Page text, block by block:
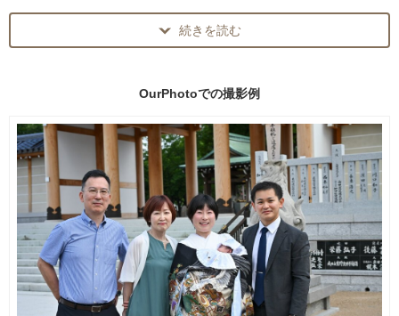
これまで関西の神社を中心に、七五三・お宮参りの出張撮影を多数
担当してきました。
・西宮神社（西宮えびす）
・生田神社（神戸）
・湊川神社（神戸）
・中山寺（宝塚）
七五三当日は、
「どこで撮影したら綺麗に残るのか」
「子どもが疲れない進め方は？」
「家族写真の並び方は？」
など、不安になることも多いと思います。
テレビ番組『幸せ！ボンビーガール』写真素材採用実績あり。
「当日は、ついてくるだけ。」
初めてのお宮参りや七五三では、
「どこで撮影したらいいのか分からない」
「子どもが疲れないか心配」
「祖父母も一緒なので段取りが不安」
そんなご家族も多くいらっしゃいます。
撮影当日は、
・おすすめの撮影順
続きを読む
OurPhotoでの撮影例